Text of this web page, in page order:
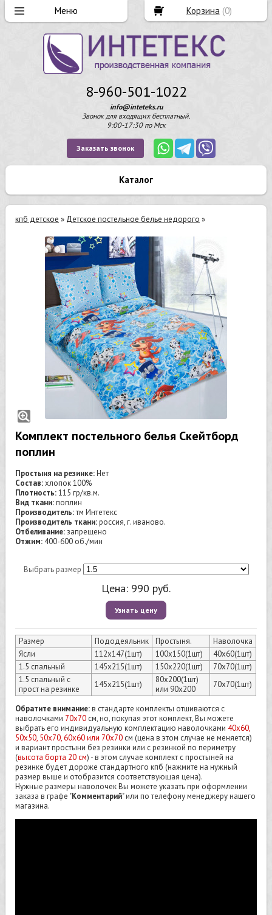
8-960-501-1022
info@inteteks.ru
Звонок для входящих бесплатный.
9:00-17:30 по Мск
Заказать звонок
Каталог
кпб детское » Детское постельное белье недорого »
Комплект постельного белья Скейтборд
поплин
Простыня на резинке:Нет
Состав:хлопок 100%
Плотность:115 гр/кв.м.
Вид ткани:поплин
Производитель:тм Интетекс
Производитель ткани:россия, г. иваново.
Отбеливание:запрещено
Отжим: 400-600 об./мин
Выбрать размер
Цена: 990 руб.
Узнать цену
Размер Пододеяльник Простыня.
Наволочка
Ясли
112х147(1шт) 100х150(1шт)
40х60(1шт)
1.5 спальный
145х215(1шт) 150х220(1шт)
70х70(1шт)
1.5 спальный с
прост на резинке
145х215(1шт)
80х200(1шт)
или 90х200
70х70(1шт)
Обратите внимание:в стандарте комплекты отшиваются с
наволочками 70х70 см, но, покупая этот комплект, Вы можете
выбрать его индивидуальную комплектацию наволочками 40х60,
50х50, 50х70, 60х60 или 70х70 см (цена в этом случае не меняется)
и вариант простыни без резинки или с резинкой по периметру
(высота борта 20 см) - в этом случае комплект с простыней на
резинке будет дороже стандартного кпб (нажмите на нужный
размер выше и отобразится соответствующая цена).
Нужные размеры наволочек Вы можете указать при оформлении
заказа в графе "Комментарий" или по телефону менеджеру нашего
магазина.
Корзина(0)